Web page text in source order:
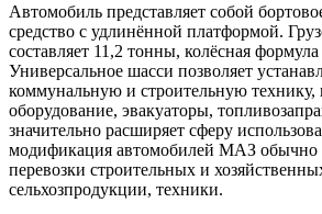
Автомобиль представляет собой
средство с удлинённой платформой.
составляет 11,2 тонны, колёсная
Универсальное шасси позволяет
коммунальную и строительную технику,
оборудование, эвакуаторы,
значительно расширяет сферу
модификация автомобилей МАЗ обычно
перевозки строительных и
сельхозпродукции, техники.